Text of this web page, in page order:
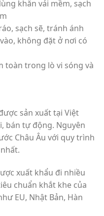
khăn vải mềm, sạch
sạch sẽ, tránh ánh
không đặt ở nơi có
toàn trong lò vi sóng và
sản xuất tại Việt
bán tự động. Nguyên
Châu Âu với quy trình
xuất khẩu đi nhiều
chuẩn khắt khe của
EU, Nhật Bản, Hàn